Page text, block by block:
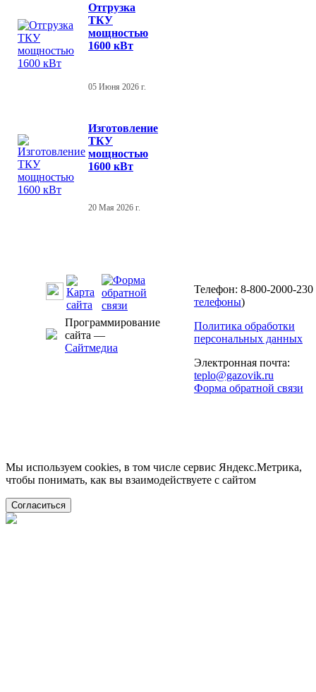
Отгрузка
ТКУ
мощностью
1600 кВт
05 Июня 2026 г.
Изготовление
ТКУ
мощностью
1600 кВт
20 Мая 2026 г.
Программирование
сайта —
Сайтмедиа
Телефон: 8-800-2000-230
телефоны)
Политика обработки
персональных данных
Электронная почта:
teplo@gazovik.ru
Форма обратной связи
Мы используем cookies, в том числе сервис Яндекс.Метрика,
чтобы понимать, как вы взаимодействуете с сайтом
Согласиться